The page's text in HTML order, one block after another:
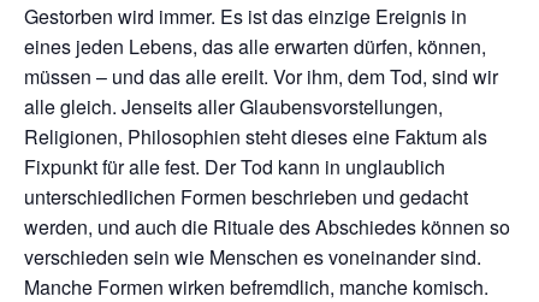
Gestorben wird immer. Es ist das einzige Ereignis in
eines jeden Lebens, das alle erwarten dürfen, können,
müssen – und das alle ereilt. Vor ihm, dem Tod, sind wir
alle gleich. Jenseits aller Glaubensvorstellungen,
Religionen, Philosophien steht dieses eine Faktum als
Fixpunkt für alle fest. Der Tod kann in unglaublich
unterschiedlichen Formen beschrieben und gedacht
werden, und auch die Rituale des Abschiedes können so
verschieden sein wie Menschen es voneinander sind.
Manche Formen wirken befremdlich, manche komisch.